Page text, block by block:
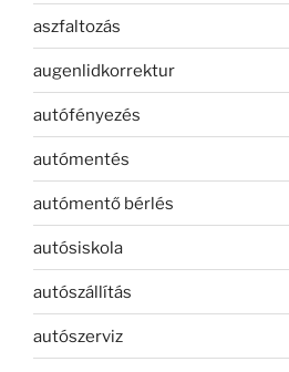
aszfaltozás
augenlidkorrektur
autófényezés
autómentés
autómentő bérlés
autósiskola
autószállítás
autószerviz